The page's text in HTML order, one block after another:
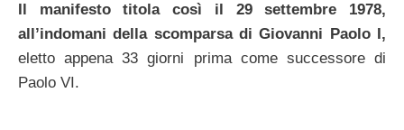
Il manifesto titola così il 29 settembre 1978,
all’indomani della scomparsa di Giovanni Paolo I,
eletto appena 33 giorni prima come successore di
Paolo VI.